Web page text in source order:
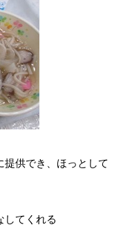
供でき、ほっとして
してくれる